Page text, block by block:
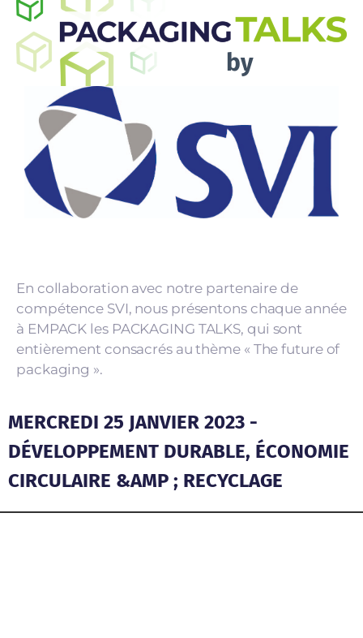
by
En collaboration avec notre partenaire de
compétence SVI, nous présentons chaque année
à EMPACK les PACKAGING TALKS, qui sont
entièrement consacrés au thème « The future of
packaging ».
MERCREDI 25 JANVIER 2023 -
DÉVELOPPEMENT DURABLE, ÉCONOMIE
CIRCULAIRE &AMP ; RECYCLAGE